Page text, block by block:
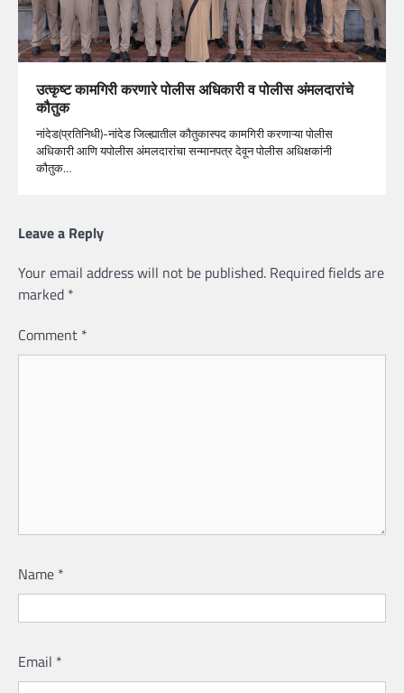
उत्कृष्ट कामगिरी करणारे पोलीस अधिकारी व पोलीस अंमलदारांचे
कौतुक
नांदेड(प्रतिनिधी)-नांदेड जिल्ह्यातील कौतुकास्पद कामगिरी करणाऱ्या पोलीस
अधिकारी आणि यपोलीस अंमलदारांचा सन्मानपत्र देवून पोलीस अधिक्षकांनी
कौतुक…
Leave a Reply
Your email address will not be published. Required fields are
marked *
Comment *
Name *
Email *